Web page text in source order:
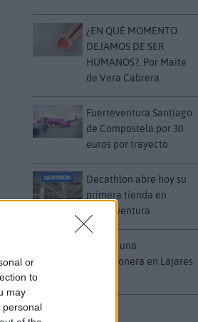
or
to
may
personal
¿EN QUÉ MOMENTO
DEJAMOS DE SER
HUMANOS?. Por Maite
de Vera Cabrera
Fuerteventura Santiago
de Compostela por 30
euros por trayecto
Decathlon abre hoy su
primera tienda en
Fuerteventura
Vuelca una
hormigonera en Lajares